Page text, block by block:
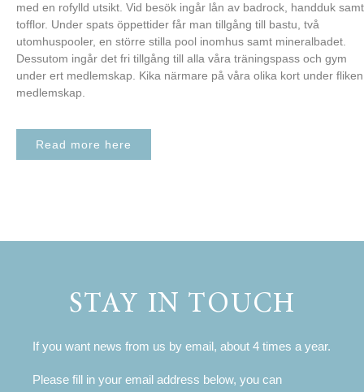
med en rofylld utsikt. Vid besök ingår lån av badrock, handduk samt
tofflor. Under spats öppettider får man tillgång till bastu, två
utomhuspooler, en större stilla pool inomhus samt mineralbadet.
Dessutom ingår det fri tillgång till alla våra träningspass och gym
under ert medlemskap. Kika närmare på våra olika kort under fliken
medlemskap.
Read more here
STAY IN TOUCH
If you want news from us by email, about 4 times a year.
Please fill in your email address below, you can